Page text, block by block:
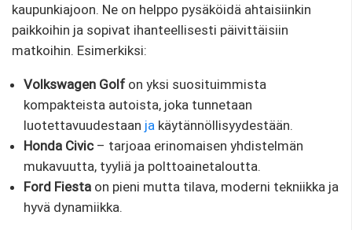
kaupunkiajoon. Ne on helppo pysäköidä ahtaisiinkin
paikkoihin ja sopivat ihanteellisesti päivittäisiin
matkoihin. Esimerkiksi:
Volkswagen Golfon yksi suosituimmista
kompakteista autoista, joka tunnetaan
luotettavuudestaan ​​ja käytännöllisyydestään.
Honda Civic– tarjoaa erinomaisen yhdistelmän
mukavuutta, tyyliä ja polttoainetaloutta.
Ford Fiesta on pieni mutta tilava, moderni tekniikka ja
hyvä dynamiikka.